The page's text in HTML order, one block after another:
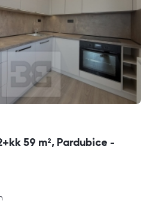
59 m², Pardubice -